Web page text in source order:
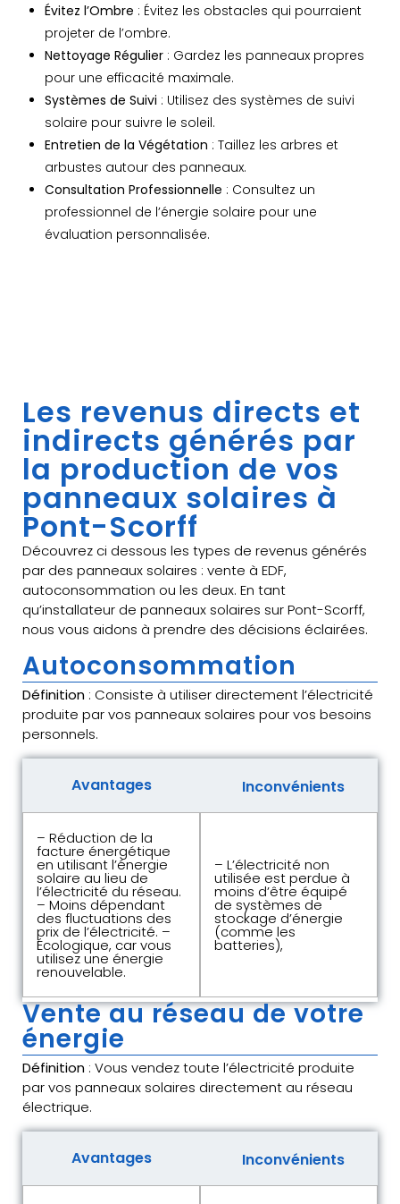
Évitez l’Ombre : Évitez les obstacles qui pourraient
projeter de l’ombre.
Nettoyage Régulier : Gardez les panneaux propres
pour une efficacité maximale.
Systèmes de Suivi : Utilisez des systèmes de suivi
solaire pour suivre le soleil.
Entretien de la Végétation : Taillez les arbres et
arbustes autour des panneaux.
Consultation Professionnelle : Consultez un
professionnel de l’énergie solaire pour une
évaluation personnalisée.
Les revenus directs et
indirects générés par
la production de vos
panneaux solaires à
Pont-Scorff
Découvrez ci dessous les types de revenus générés
par des panneaux solaires : vente à EDF,
autoconsommation ou les deux. En tant
qu’installateur de panneaux solaires sur Pont-Scorff,
nous vous aidons à prendre des décisions éclairées.
Autoconsommation
Définition : Consiste à utiliser directement l’électricité
produite par vos panneaux solaires pour vos besoins
personnels.
Avantages Inconvénients
– Réduction de la
facture énergétique
en utilisant l’énergie
solaire au lieu de
l’électricité du réseau.
– Moins dépendant
des fluctuations des
prix de l’électricité. –
Écologique, car vous
utilisez une énergie
renouvelable.
– L’électricité non
utilisée est perdue à
moins d’être équipé
de systèmes de
stockage d’énergie
(comme les
batteries),
Vente au réseau de votre
énergie
Définition : Vous vendez toute l’électricité produite
par vos panneaux solaires directement au réseau
électrique.
Avantages Inconvénients